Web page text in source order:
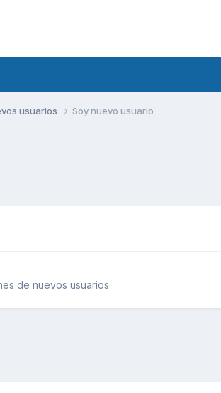
usuarios Soy nuevo usuario
de nuevos usuarios